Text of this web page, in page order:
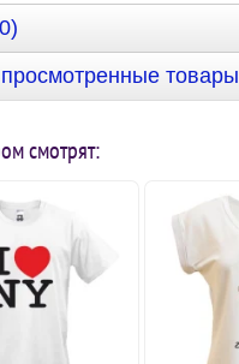
товары
смотрят: